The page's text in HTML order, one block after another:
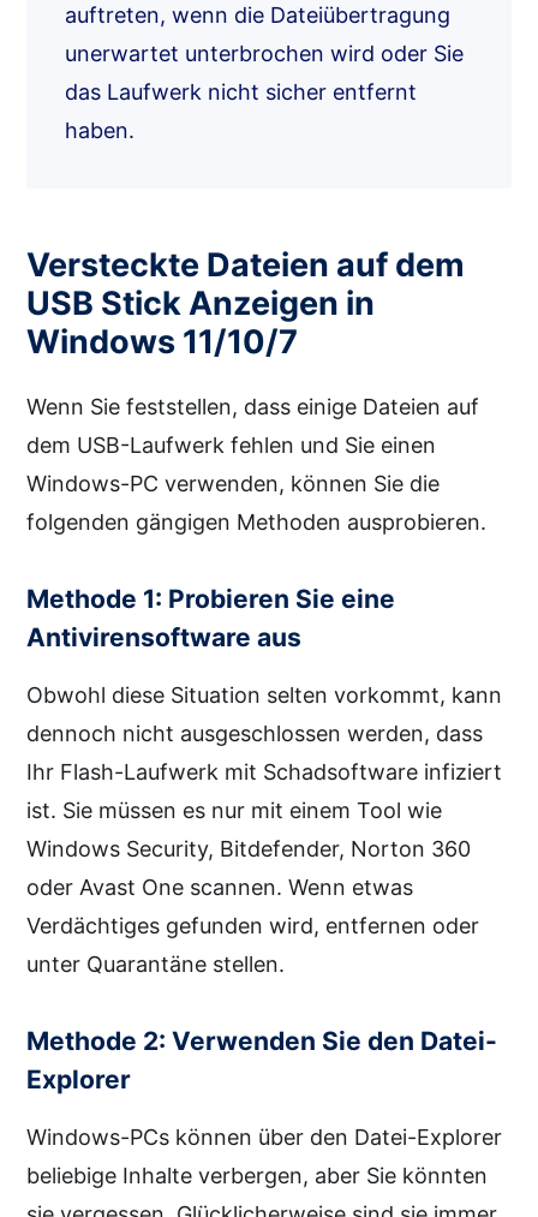
auftreten, wenn die Dateiübertragung
unerwartet unterbrochen wird oder Sie
das Laufwerk nicht sicher entfernt
haben.
Versteckte Dateien auf dem
USB Stick Anzeigen in
Windows 11/10/7
Wenn Sie feststellen, dass einige Dateien auf
dem USB-Laufwerk fehlen und Sie einen
Windows-PC verwenden, können Sie die
folgenden gängigen Methoden ausprobieren.
Methode 1: Probieren Sie eine
Antivirensoftware aus
Obwohl diese Situation selten vorkommt, kann
dennoch nicht ausgeschlossen werden, dass
Ihr Flash-Laufwerk mit Schadsoftware infiziert
ist. Sie müssen es nur mit einem Tool wie
Windows Security, Bitdefender, Norton 360
oder Avast One scannen. Wenn etwas
Verdächtiges gefunden wird, entfernen oder
unter Quarantäne stellen.
Methode 2: Verwenden Sie den Datei-
Explorer
Windows-PCs können über den Datei-Explorer
beliebige Inhalte verbergen, aber Sie könnten